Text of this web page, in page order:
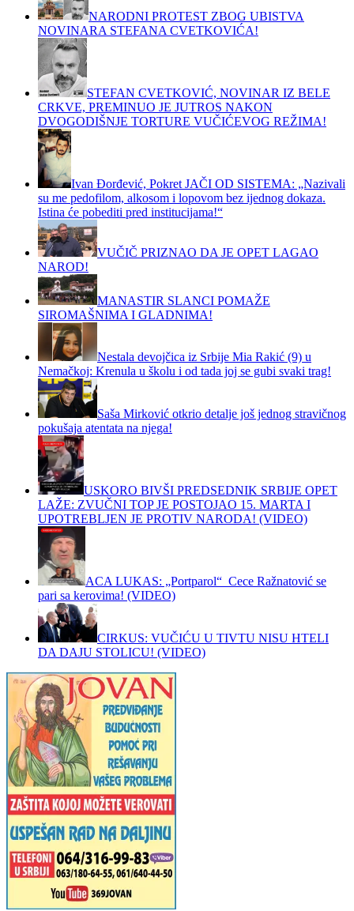
NARODNI PROTEST ZBOG UBISTVA
NOVINARA STEFANA CVETKOVIĆA!
STEFAN CVETKOVIĆ, NOVINAR IZ BELE
CRKVE, PREMINUO JE JUTROS NAKON
DVOGODIŠNJE TORTURE VUČIĆEVOG REŽIMA!
Ivan Đorđević, Pokret JAČI OD SISTEMA: „Nazivali
su me pedofilom, alkosom i lopovom bez ijednog dokaza.
Istina će pobediti pred institucijama!“
VUČIČ PRIZNAO DA JE OPET LAGAO
NAROD!
MANASTIR SLANCI POMAŽE
SIROMAŠNIMA I GLADNIMA!
Nestala devojčica iz Srbije Mia Rakić (9) u
Nemačkoj: Krenula u školu i od tada joj se gubi svaki trag!
Saša Mirković otkrio detalje još jednog stravičnog
pokušaja atentata na njega!
USKORO BIVŠI PREDSEDNIK SRBIJE OPET
LAŽE: ZVUČNI TOP JE POSTOJAO 15. MARTA I
UPOTREBLJEN JE PROTIV NARODA! (VIDEO)
ACA LUKAS: „Portparol“ Cece Ražnatović se
pari sa kerovima! (VIDEO)
CIRKUS: VUČIĆU U TIVTU NISU HTELI
DA DAJU STOLICU! (VIDEO)